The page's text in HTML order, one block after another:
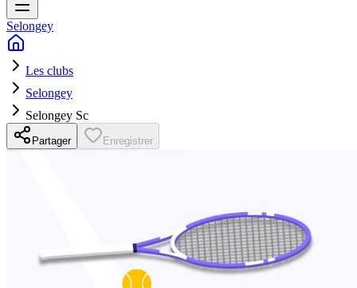
Selongey
Les clubs
Selongey
Selongey Sc
Partager Enregistrer